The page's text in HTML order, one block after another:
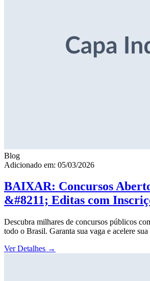
Blog
Adicionado em: 05/03/2026
BAIXAR: Concursos
&#8211; Editas com
Descubra milhares de concursos públicos
todo o Brasil. Garanta sua vaga e acelere
Ver Detalhes →